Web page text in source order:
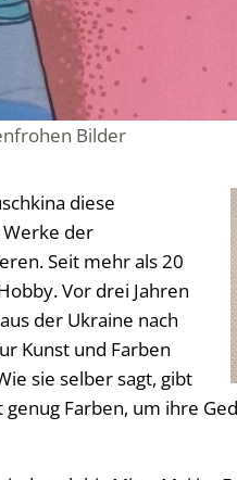
Bilder
diese
der
Seit mehr als 20
Vor drei Jahren
der Ukraine nach
Kunst und Farben
sie selber sagt, gibt
Farben, um ihre